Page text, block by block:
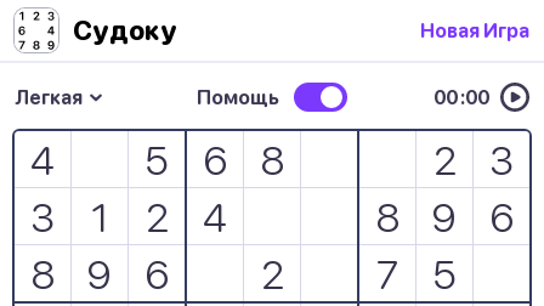
Судоку Новая Игра
Легкая Помощь 00:00
4
5
3
1
2
8
9 6
6
8
4
2
2
3
8
9
6
7
5